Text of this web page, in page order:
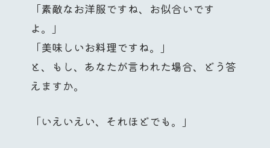
「素敵なお洋服ですね、お似合いです
よ。」
「美味しいお料理ですね。」
と、もし、あなたが言われた場合、どう答
えますか。
「いえいえい、それほどでも。」